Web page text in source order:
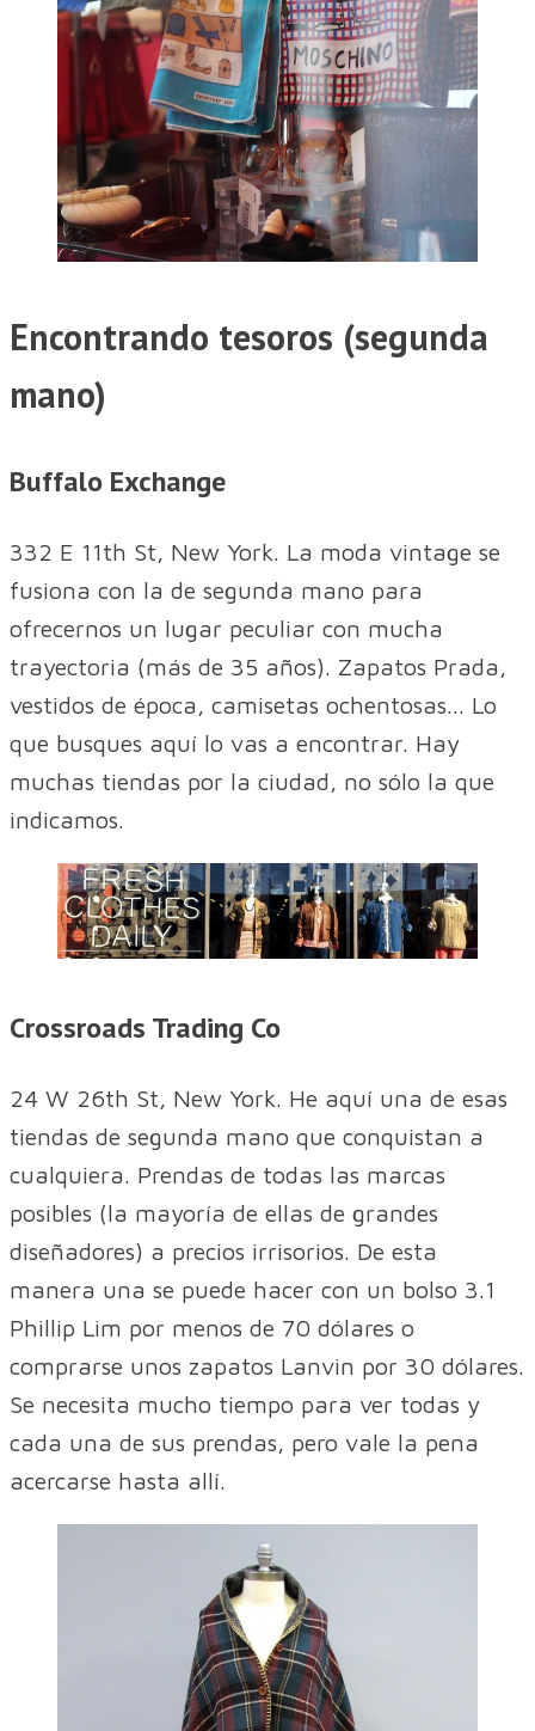
Encontrando tesoros (segunda
mano)
Buffalo Exchange
332 E 11th St, New York. La moda vintage se
fusiona con la de segunda mano para
ofrecernos un lugar peculiar con mucha
trayectoria (más de 35 años). Zapatos Prada,
vestidos de época, camisetas ochentosas... Lo
que busques aquí lo vas a encontrar. Hay
muchas tiendas por la ciudad, no sólo la que
indicamos.
Crossroads Trading Co
24 W 26th St, New York. He aquí una de esas
tiendas de segunda mano que conquistan a
cualquiera. Prendas de todas las marcas
posibles (la mayoría de ellas de grandes
diseñadores) a precios irrisorios. De esta
manera una se puede hacer con un bolso 3.1
Phillip Lim por menos de 70 dólares o
comprarse unos zapatos Lanvin por 30 dólares.
Se necesita mucho tiempo para ver todas y
cada una de sus prendas, pero vale la pena
acercarse hasta allí.